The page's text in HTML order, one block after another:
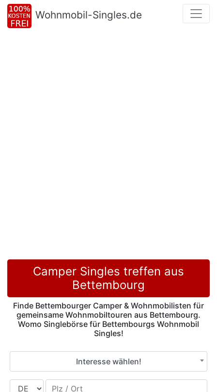
Wohnmobil-Singles.de
Camper Singles treffen aus
Bettembourg
Finde Bettembourger Camper & Wohnmobilisten für
gemeinsame Wohnmobiltouren aus Bettembourg.
Womo Singlebörse für Bettembourgs Wohnmobil
Singles!
Interesse wählen!
Land